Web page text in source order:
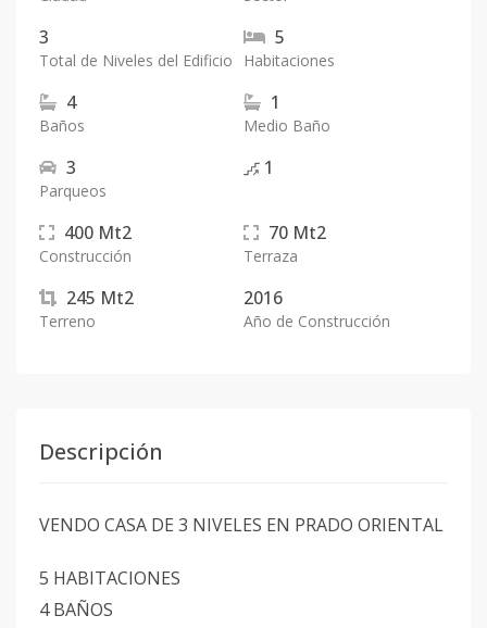
3
Total de Niveles del Edificio
5
Habitaciones
4
Baños
1
Medio Baño
3
Parqueos
1
400 Mt2
Construcción
70 Mt2
Terraza
245 Mt2
Terreno
2016
Año de Construcción
Descripción
VENDO CASA DE 3 NIVELES EN PRADO ORIENTAL
5 HABITACIONES
4 BAÑOS